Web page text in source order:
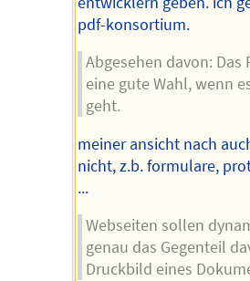
pdf-konsortium.
Abgesehen davon:
eine gute Wahl, wenn
geht.
meiner ansicht nach
nicht, z.b. formulare,
...
Webseiten sollen
genau das Gegenteil
Druckbild eines